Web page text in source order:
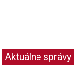
Aktuálne správy